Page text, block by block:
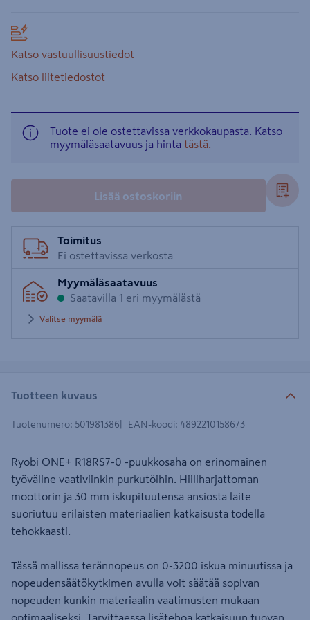
Katso vastuullisuustiedot
Katso liitetiedostot
Tuote ei ole ostettavissa verkkokaupasta. Katso
myymäläsaatavuus ja hinta tästä.
Lisää ostoskoriin
Toimitus
Ei ostettavissa verkosta
Myymäläsaatavuus
Saatavilla 1 eri myymälästä
Valitse myymälä
Tuotteen kuvaus
Tuotenumero: 501981386 EAN-koodi: 4892210158673
Ryobi ONE+ R18RS7-0 -puukkosaha on erinomainen
työväline vaativiinkin purkutöihin. Hiiliharjattoman
moottorin ja 30 mm iskupituutensa ansiosta laite
suoriutuu erilaisten materiaalien katkaisusta todella
tehokkaasti.
Tässä mallissa terännopeus on 0-3200 iskua minuutissa ja
nopeudensäätökytkimen avulla voit säätää sopivan
nopeuden kunkin materiaalin vaatimusten mukaan
optimaaliseksi. Tarvittaessa lisätehoa katkaisuun tuovan